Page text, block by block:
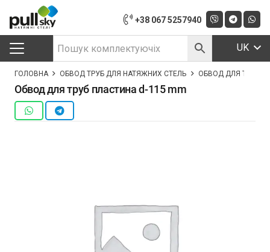
+38 067 5257940
UK
ГОЛОВНА ОБВОД ТРУБ ДЛЯ НАТЯЖНИХ СТЕЛЬ ОБВОД ДЛЯ ТРУБ
Обвод для труб пластина d-115 mm